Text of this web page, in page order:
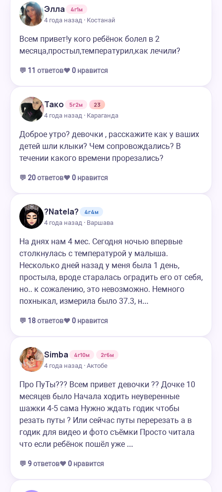
Элла
4г1м
4 года назад · Костанай
Всем привет!у кого ребёнок болел в 2
месяца,простыл,температурил,как лечили?
💬 11 ответов❤️ 0 нравится
Тако 5г2м
23
4 года назад · Караганда
Доброе утро? девочки , расскажите как у ваших
детей шли клыки? Чем сопровождались? В
течении какого времени прорезались?
💬 20ответов❤️ 0 нравится
?Natela?
4г4м
4 года назад · Варшава
На днях нам 4 мес. Сегодня ночью впервые
столкнулась с температурой у малыша.
Несколько дней назад у меня была 1 день,
простыла, вроде старалась оградить его от себя,
но.. к сожалению, это невозможно. Немного
похныкал, измерила было 37.3, н…
💬 18ответов❤️ 0 нравится
Simba 4г10м
2г6м
4 года назад · Актобе
Про ПуТы??? Всем привет девочки ?? Дочке 10
месяцев было Начала ходить неуверенные
шажки 4-5 сама Нужно ждать годик чтобы
резать путы ? Или сейчас путы перерезать а в
годик для видео и фото съёмки Просто читала
что если ребёнок пошёл уже …
💬 9ответов❤️ 0 нравится